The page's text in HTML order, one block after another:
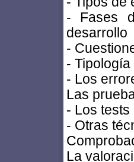
- Fases
desarrollo
-
-
- Los
Las
- Los tests
- Otras
La